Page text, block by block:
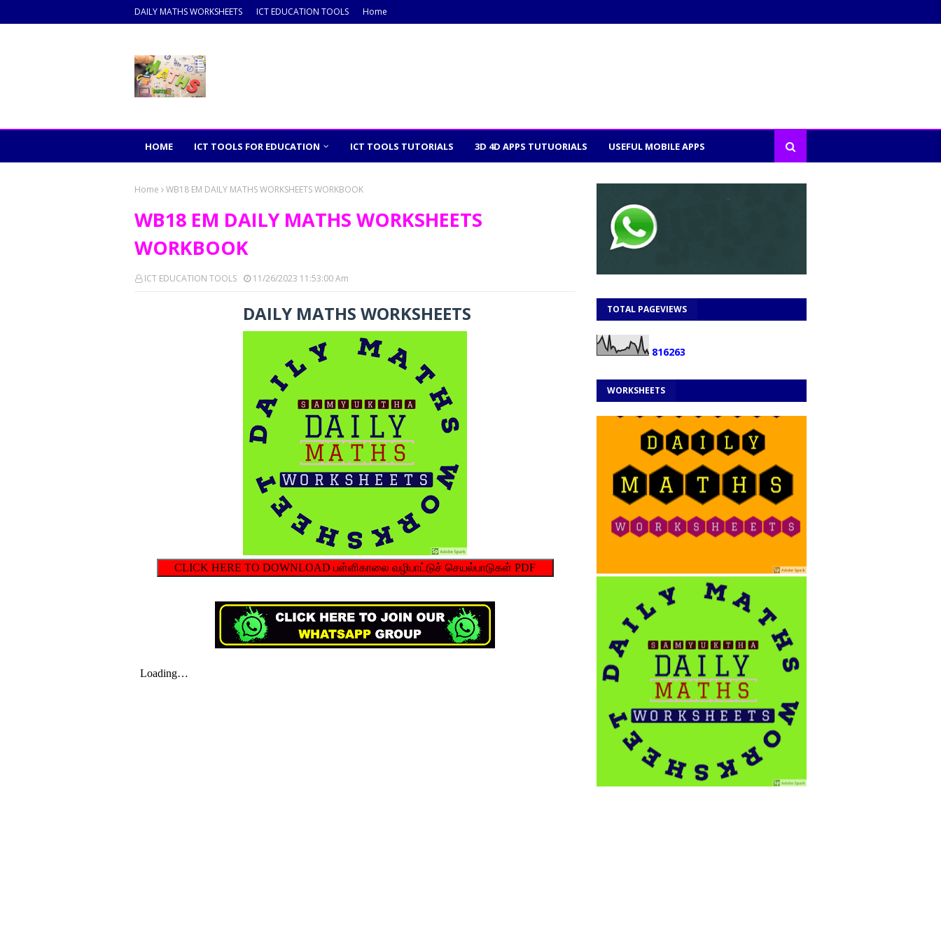
DAILY MATHS WORKSHEETS ICT EDUCATION TOOLS Home
HOME ICT TOOLS FOR EDUCATION ICT TOOLS TUTORIALS 3D 4D APPS TUTUORIALS USEFUL MOBILE APPS
Home WB18 EM DAILY MATHS WORKSHEETS WORKBOOK
WB18 EM DAILY MATHS WORKSHEETS
WORKBOOK
ICT EDUCATION TOOLS 11/26/2023 11:53:00 Am
DAILY MATHS WORKSHEETS
CLICK HERE TO DOWNLOAD பள்ளிகாலை வழிபாட்டுச் செயல்பாடுகள் PDF
TOTAL PAGEVIEWS
816263
WORKSHEETS